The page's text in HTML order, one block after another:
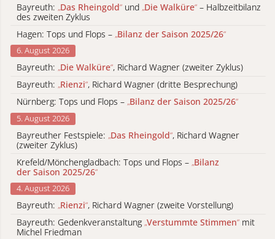
Bayreuth: „Das Rheingold“ und „Die Walküre“ – Halbzeitbilanz
des zweiten Zyklus
Hagen: Tops und Flops – „Bilanz der Saison 2025/26“
6. August 2026
Bayreuth: „Die Walküre“, Richard Wagner (zweiter Zyklus)
Bayreuth: „Rienzi“, Richard Wagner (dritte Besprechung)
Nürnberg: Tops und Flops – „Bilanz der Saison 2025/26“
5. August 2026
Bayreuther Festspiele: „Das Rheingold“, Richard Wagner
(zweiter Zyklus)
Krefeld/Mönchengladbach: Tops und Flops – „Bilanz
der Saison 2025/26“
4. August 2026
Bayreuth: „Rienzi“, Richard Wagner (zweite Vorstellung)
Bayreuth: Gedenkveranstaltung „Verstummte Stimmen“ mit
Michel Friedman